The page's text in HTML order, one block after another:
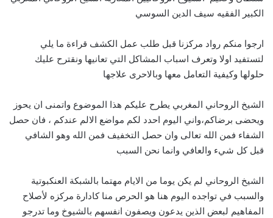
الكبير الفقيه سيف الدين السوسي
ارجوا منكم رواد مركزنا قبل طلب عمل الكشف قراءة ما يلي
لتستفيد اولا وتعرف اسباب المشاكل التي تعانيها ونقترح عليك
حلولها وكيفية التعامل معها وبالاحرى علاجها
الشيخ الروحاني المغربي يطرح عليكم هذا الموضوع واتمنى ان يحوز
ويحضى برضاكم،واني اليوم احدد لكم مواضع الالم عندكم ، فان حصل
الشفاء فمن الله تعالى وان حصل التخفيف فمن الله وهو الشافي
قبل كل شيء والعافي وانما نحن السبب
الشيخ الروحاني لم يكن يوما من الايام مهتما بالشبكة العنكبوتية
والسبب في تواجده اليوم هنا هو الحرص منا كادارة مركزه لأصلاح
المفاهيم لبعض الذين يدعون ويصفون انفسهم بالشيوخ وما تدرجو